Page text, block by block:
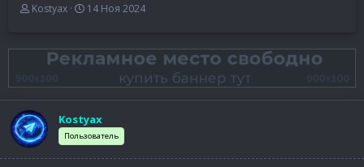
А
о
м
ы
Kostyax
Д
а
н
л
а
14 Ноя 2024
Kostyax
Пользователь